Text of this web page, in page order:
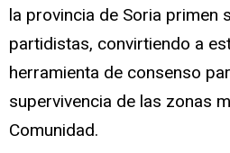
la provincia de Soria primen
partidistas, convirtiendo a
herramienta de consenso
supervivencia de las zonas
Comunidad.